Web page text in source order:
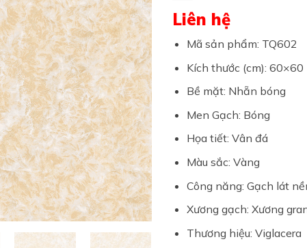
Liên hệ
Mã sản phẩm: TQ602
Kích thước (cm): 60×60
Bề mặt: Nhẵn bóng
Men Gạch: Bóng
Họa tiết: Vân đá
Màu sắc: Vàng
Công năng: Gạch lát
Xương gạch: Xương
Thương hiệu: Viglacera